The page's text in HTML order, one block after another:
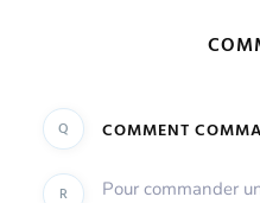
Q COMMENT
R
Pour commander